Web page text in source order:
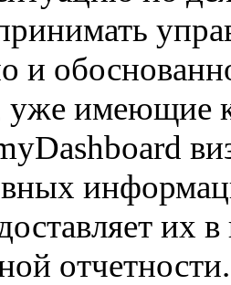
и
уже имеющие
их
отчетности.